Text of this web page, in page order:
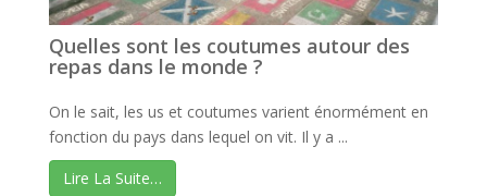
Quelles sont les coutumes autour des
repas dans le monde ?
On le sait, les us et coutumes varient énormément en
fonction du pays dans lequel on vit. Il y a ...
Lire La Suite…